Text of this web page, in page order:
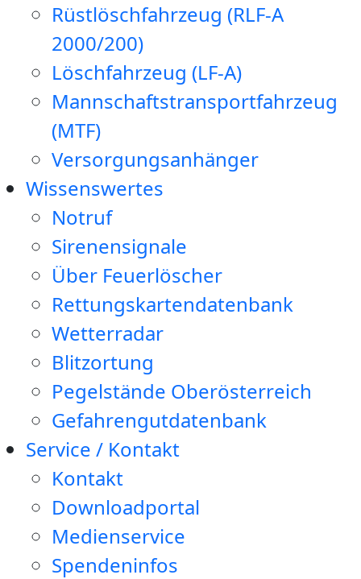
Rüstlöschfahrzeug (RLF-A
2000/200)
Löschfahrzeug (LF-A)
Mannschaftstransportfahrzeug
(MTF)
Versorgungsanhänger
Wissenswertes
Notruf
Sirenensignale
Über Feuerlöscher
Rettungskartendatenbank
Wetterradar
Blitzortung
Pegelstände Oberösterreich
Gefahrengutdatenbank
Service / Kontakt
Kontakt
Downloadportal
Medienservice
Spendeninfos